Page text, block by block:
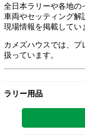
全日本ラリーや各地の
車両やセッティング解
現場情報を掲載してい
カメズハウスでは、プ
扱っています。
ラリー用品